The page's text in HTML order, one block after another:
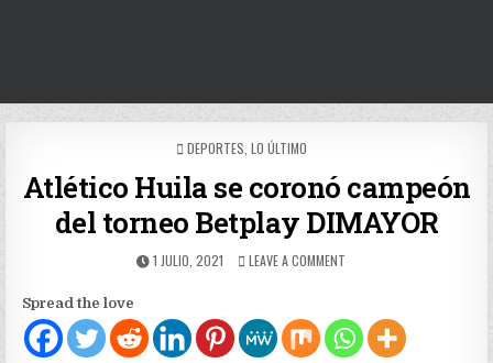
POSTED
DEPORTES LO ÚLTIMO
Atlético Huila se coronó campeón
del torneo Betplay DIMAYOR
PUBLISHED
1 JULIO, 2021 LEAVE A COMMENT
SE
CORONÓ
CAMPEÓN
Spread the love